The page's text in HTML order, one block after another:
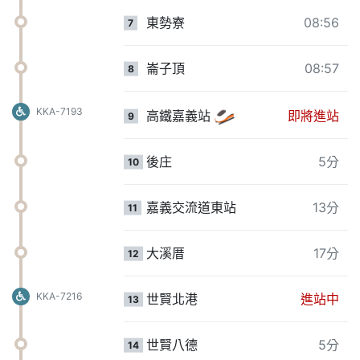
7 東勢寮 08:56
8 崙子頂 08:57
9 高鐵嘉義站 即將進站
KKA-7193
10 後庄 5分
11 嘉義交流道東站 13分
12 大溪厝 17分
13 世賢北港 進站中
KKA-7216
14 世賢八德 5分